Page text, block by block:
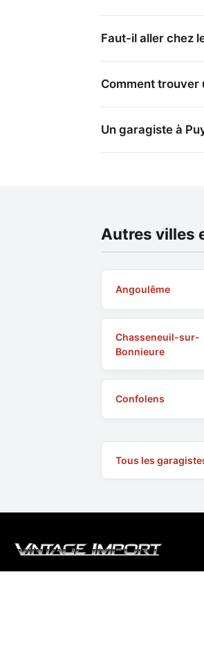
Faut-il aller chez
Comment trouver
Un garagiste à
Autres villes
Angoulême
Chasseneuil-sur-
Bonnieure
Confolens
Tous les